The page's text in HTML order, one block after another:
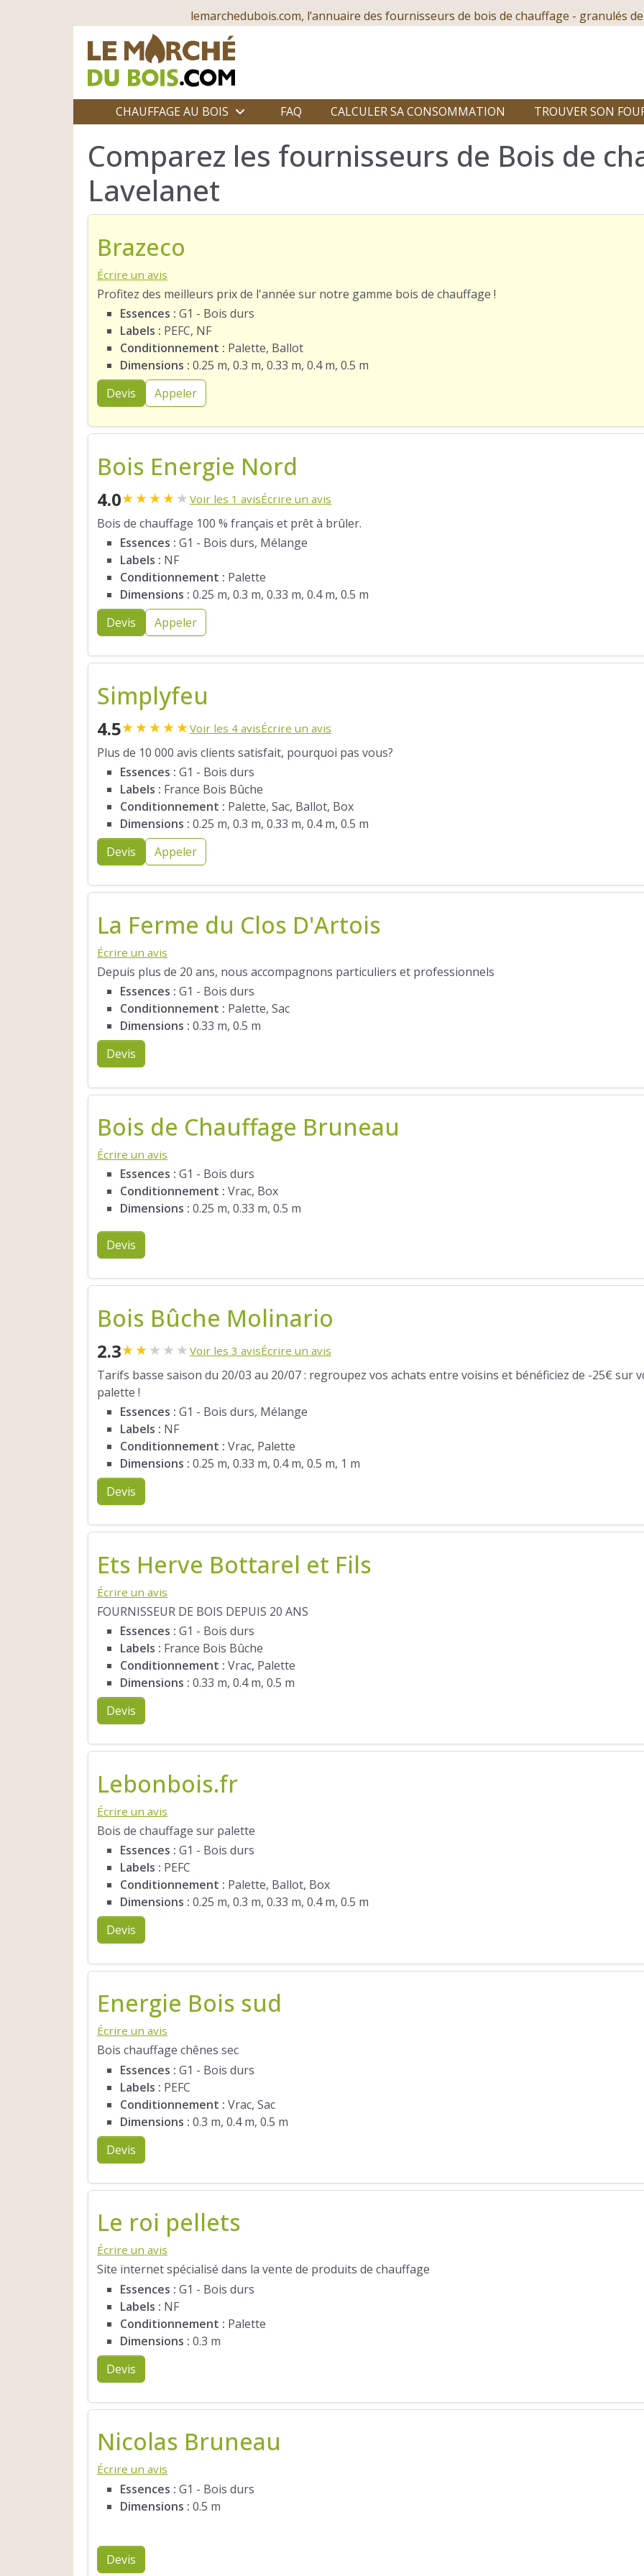
lemarchedubois.com, l’annuaire des fournisseurs de bois de chauffage - granulés
CHAUFFAGE AU BOIS FAQ CALCULER SA CONSOMMATION TROUVER SON
Comparez les fournisseurs de Bois de
Lavelanet
Brazeco
Écrire un avis
Profitez des meilleurs prix de l'année sur notre gamme bois de chauffage !
Essences : G1 - Bois durs
Labels : PEFC, NF
Conditionnement : Palette, Ballot
Dimensions : 0.25 m, 0.3 m, 0.33 m, 0.4 m, 0.5 m
Devis
Appeler
Bois Energie Nord
4.0★★★★★ Voir les 1 avisÉcrire un avis
Bois de chauffage 100 % français et prêt à brûler.
Essences : G1 - Bois durs, Mélange
Labels : NF
Conditionnement : Palette
Dimensions : 0.25 m, 0.3 m, 0.33 m, 0.4 m, 0.5 m
Devis
Appeler
Simplyfeu
4.5★★★★★Voir les 4 avisÉcrire un avis
Plus de 10 000 avis clients satisfait, pourquoi pas vous?
Essences : G1 - Bois durs
Labels : France Bois Bûche
Conditionnement : Palette, Sac, Ballot, Box
Dimensions : 0.25 m, 0.3 m, 0.33 m, 0.4 m, 0.5 m
Devis
Appeler
La Ferme du Clos D'Artois
Écrire un avis
Depuis plus de 20 ans, nous accompagnons particuliers et professionnels
Essences : G1 - Bois durs
Conditionnement : Palette, Sac
Dimensions : 0.33 m, 0.5 m
Devis
Bois de Chauffage Bruneau
Écrire un avis
Essences : G1 - Bois durs
Conditionnement : Vrac, Box
Dimensions : 0.25 m, 0.33 m, 0.5 m
Devis
Bois Bûche Molinario
2.3★★★ ★ ★ Voir les 3 avisÉcrire un avis
Tarifs basse saison du 20/03 au 20/07 : regroupez vos achats entre voisins et bénéficiez de -25€ sur
palette !
Essences : G1 - Bois durs, Mélange
Labels : NF
Conditionnement : Vrac, Palette
Dimensions : 0.25 m, 0.33 m, 0.4 m, 0.5 m, 1 m
Devis
Ets Herve Bottarel et Fils
Écrire un avis
FOURNISSEUR DE BOIS DEPUIS 20 ANS
Essences : G1 - Bois durs
Labels : France Bois Bûche
Conditionnement : Vrac, Palette
Dimensions : 0.33 m, 0.4 m, 0.5 m
Devis
Lebonbois.fr
Écrire un avis
Bois de chauffage sur palette
Essences : G1 - Bois durs
Labels : PEFC
Conditionnement : Palette, Ballot, Box
Dimensions : 0.25 m, 0.3 m, 0.33 m, 0.4 m, 0.5 m
Devis
Energie Bois sud
Écrire un avis
Bois chauffage chênes sec
Essences : G1 - Bois durs
Labels : PEFC
Conditionnement : Vrac, Sac
Dimensions : 0.3 m, 0.4 m, 0.5 m
Devis
Le roi pellets
Écrire un avis
Site internet spécialisé dans la vente de produits de chauffage
Essences : G1 - Bois durs
Labels : NF
Conditionnement : Palette
Dimensions : 0.3 m
Devis
Nicolas Bruneau
Écrire un avis
Essences : G1 - Bois durs
Dimensions : 0.5 m
Devis